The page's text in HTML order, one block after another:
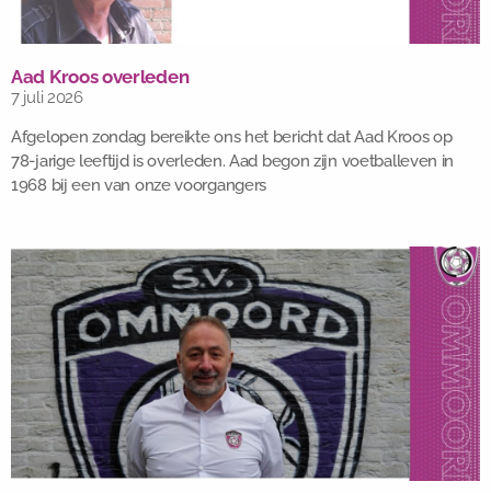
Aad Kroos overleden
7 juli 2026
Afgelopen zondag bereikte ons het bericht dat Aad Kroos op
78-jarige leeftijd is overleden. Aad begon zijn voetballeven in
1968 bij een van onze voorgangers